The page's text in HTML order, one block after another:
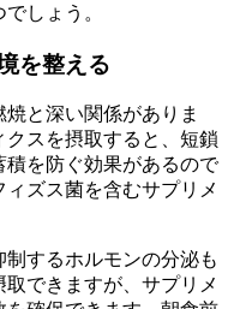
しょう。
を整える
焼と深い関係がありま
スを摂取すると、 短鎖
積を防ぐ効果があるので
ズス菌を含むサプリメ
するホルモンの分泌も
できますが、サプリメ